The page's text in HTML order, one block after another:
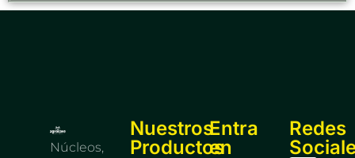
Núcleos,
Nuestros
Productos
Entra
en
Redes